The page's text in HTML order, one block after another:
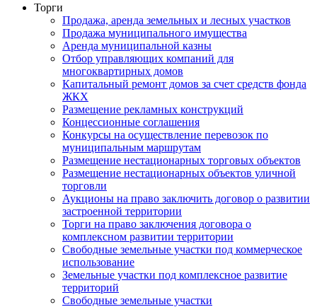
Торги
Продажа, аренда земельных и лесных участков
Продажа муниципального имущества
Аренда муниципальной казны
Отбор управляющих компаний для
многоквартирных домов
Капитальный ремонт домов за счет средств фонда
ЖКХ
Размещение рекламных конструкций
Концессионные соглашения
Конкурсы на осуществление перевозок по
муниципальным маршрутам
Размещение нестационарных торговых объектов
Размещение нестационарных объектов уличной
торговли
Аукционы на право заключить договор о развитии
застроенной территории
Торги на право заключения договора о
комплексном развитии территории
Свободные земельные участки под коммерческое
использование
Земельные участки под комплексное развитие
территорий
Свободные земельные участки